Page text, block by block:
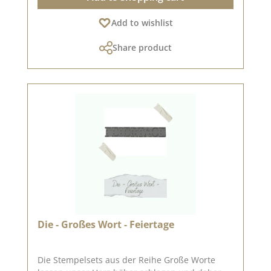
Viertelkreise auch kürzen um sie unter kleinere
Kreismotive zu kleben. Viertelkreis mit Häuser -
Kreativsammlung und auf Pinterest haben wir
inspirieren. Die Stanze funktioniert mit den
Ihr sie für Karton, Filz, Stoff, Schrumpffolie.
Material: 100% Stahl Made in USA Neben der
kleinen Viertelkreis -Häuser-Stanze haben wir
noch andere Stanzen der gleichen Machart im
Shop. Diese findet ihr HIER. Veröffentlicht am:
Add to wishlist
Share product
Die - Großes Wort - Feiertage
Die Stempelsets aus der Reihe Große Worte